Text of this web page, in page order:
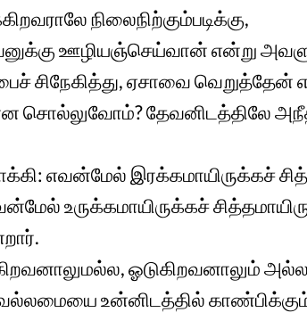
நிலைநிற்கும்படிக்கு,
ஊழியஞ்செய்வான் என்று
சிநேகித்து, ஏசாவை வெறுத்தேன்
சொல்லுவோம்? தேவனிடத்திலே
எவன்மேல் இரக்கமாயிருக்கச்
உருக்கமாயிருக்கச்
ஓடுகிறவனாலும்
உன்னிடத்தில்